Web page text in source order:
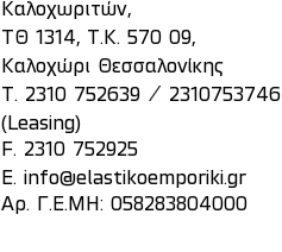
Καλοχωριτών,
ΤΘ 1314, Τ.Κ. 570 09,
Καλοχώρι Θεσσαλονίκης
T. 2310 752639/
2310753746
(Leasing)
F. 2310 752925
E.
info@elastikoemporiki.gr
Αρ. Γ.Ε.ΜΗ: 058283804000